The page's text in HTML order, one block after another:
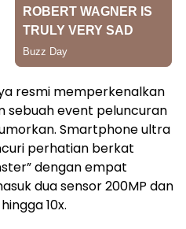
resmi memperkenalkan
sebuah event peluncuran
Smartphone ultra
perhatian berkat
dengan empat
dua sensor 200MP dan
10x.